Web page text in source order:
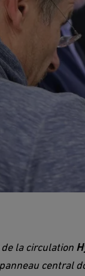
la circulation
central